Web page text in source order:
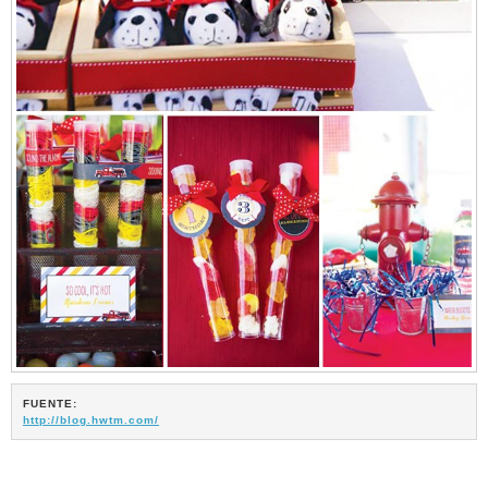
FUENTE:
http://blog.hwtm.com/